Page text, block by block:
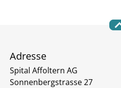
Adresse
Spital Affoltern AG
Sonnenbergstrasse 27